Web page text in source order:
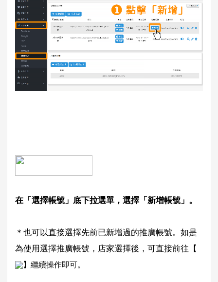
在「選擇帳號」底下拉選單，選擇「新增帳號」。
＊也可以直接選擇先前已新增過的推廣帳號。如是
為使用選擇推廣帳號，店家選擇後，可直接前往【
】繼續操作即可。